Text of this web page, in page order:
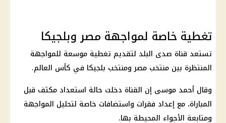
تغطية خاصة لمواجهة مصر وبلجيكا
تستعد قناة صدى البلد لتقديم تغطية موسعة للمواجهة
المنتظرة بين منتخب مصرومنتخب بلجيكا في كأس العالم.
وقال أحمد موسى إن القناة دخلت حالة استعداد مكثف قبل
المباراة، مع إعداد فقرات واستضافات خاصة لتحليل المواجهة
ومتابعة الأجواء المحيطة بها.